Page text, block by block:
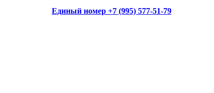
Единый номер +7 (995) 577-51-79